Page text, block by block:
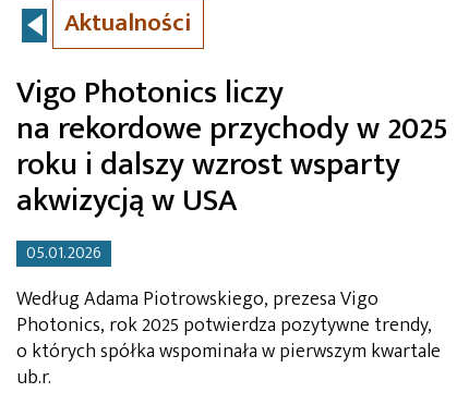
Aktualności
Vigo Photonics liczy
na rekordowe przychody w 2025
roku i dalszy wzrost wsparty
akwizycją w USA
05.01.2026
Według Adama Piotrowskiego, prezesa Vigo
Photonics, rok 2025 potwierdza pozytywne trendy,
o których spółka wspominała w pierwszym kwartale
ub.r.